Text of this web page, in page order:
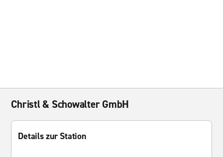
Christl & Schowalter GmbH
Details zur Station